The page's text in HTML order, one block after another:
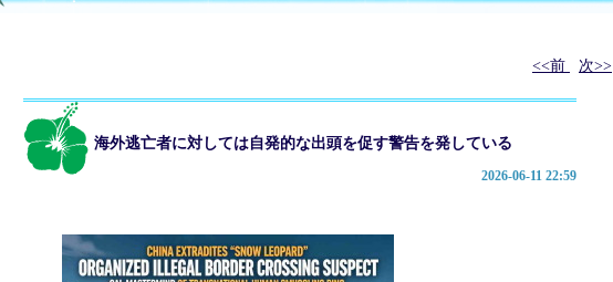
<<前 次>>
海外逃亡者に対しては自発的な出頭を促す警告を発している
2026-06-11 22:59